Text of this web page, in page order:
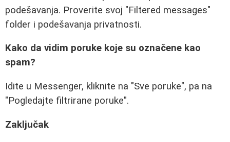
podešavanja. Proverite svoj "Filtered messages"
folder i podešavanja privatnosti.
Kako da vidim poruke koje su označene kao
spam?
Idite u Messenger, kliknite na "Sve poruke", pa na
"Pogledajte filtrirane poruke".
Zaključak